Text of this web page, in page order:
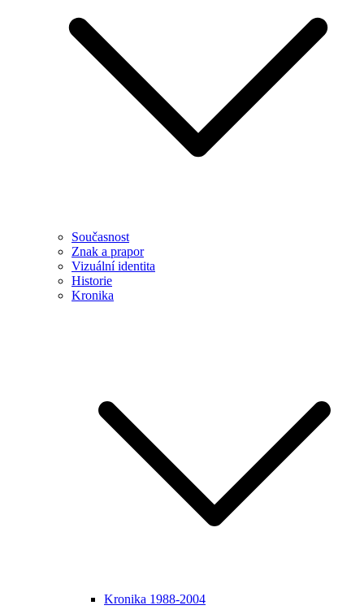
Současnost
Znak a prapor
Vizuální identita
Historie
Kronika
Kronika 1988-2004